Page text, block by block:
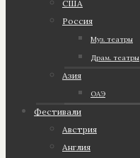
США
Россия
Муз. театры
Драм. театры
Азия
ОАЭ
Фестивали
Австрия
Англия